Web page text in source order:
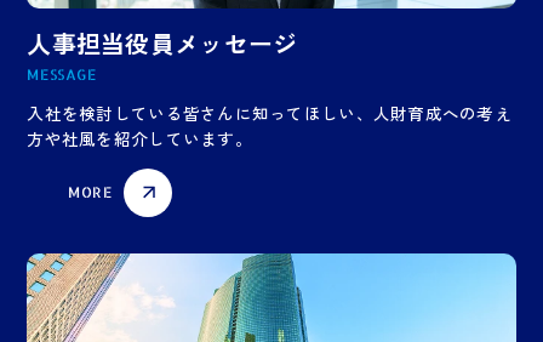
人事担当役員メッセージ
MESSAGE
入社を検討している皆さんに知ってほしい、人財育成への考え
方や社風を紹介しています。
MORE